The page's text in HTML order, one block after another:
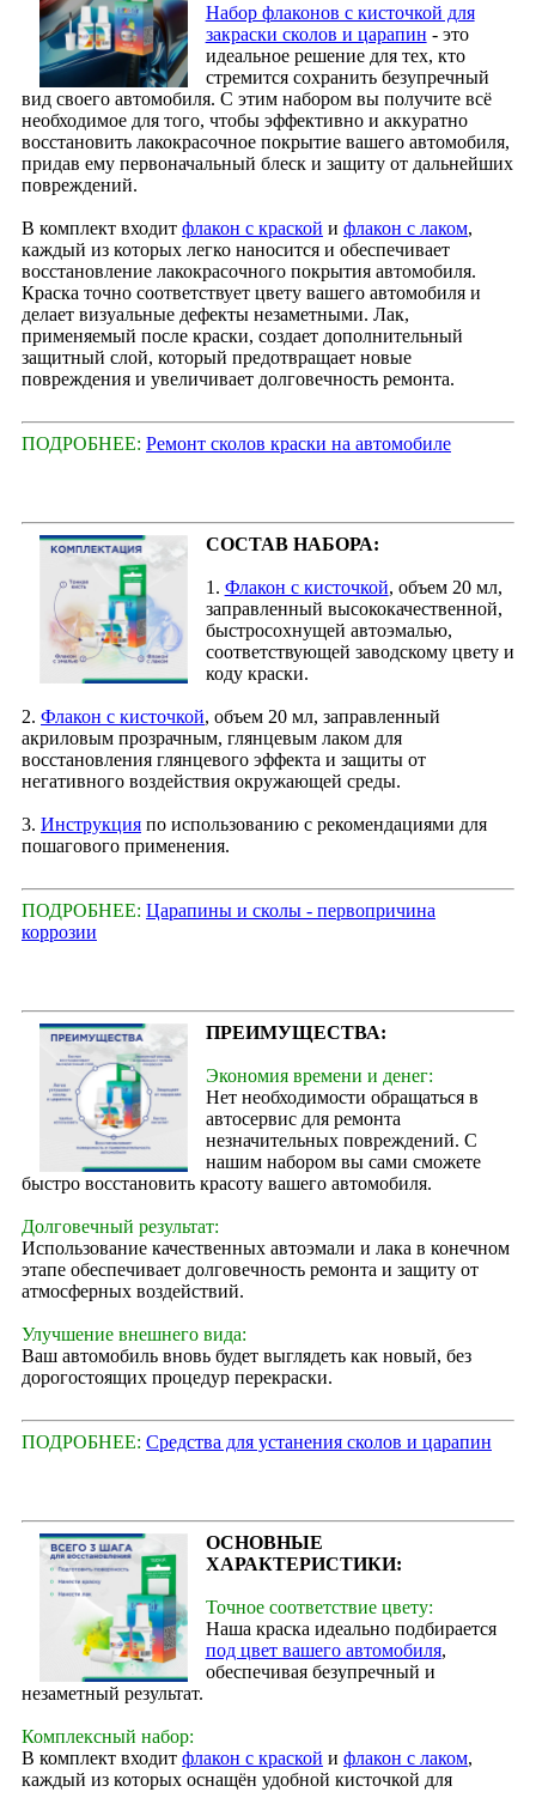
Набор флаконов с кисточкой для
закраски сколов и царапин - это
идеальное решение для тех, кто
стремится сохранить безупречный
вид своего автомобиля. С этим набором вы получите всё
необходимое для того, чтобы эффективно и аккуратно
восстановить лакокрасочное покрытие вашего автомобиля,
придав ему первоначальный блеск и защиту от дальнейших
повреждений.
В комплект входит флакон с краской и флакон с лаком,
каждый из которых легко наносится и обеспечивает
восстановление лакокрасочного покрытия автомобиля.
Краска точно соответствует цвету вашего автомобиля и
делает визуальные дефекты незаметными. Лак,
применяемый после краски, создает дополнительный
защитный слой, который предотвращает новые
повреждения и увеличивает долговечность ремонта.
ПОДРОБНЕЕ: Ремонт сколов краски на автомобиле
СОСТАВ НАБОРА:
1. Флакон с кисточкой, объем 20 мл,
заправленный высококачественной,
быстросохнущей автоэмалью,
соответствующей заводскому цвету и
коду краски.
2. Флакон с кисточкой, объем 20 мл, заправленный
акриловым прозрачным, глянцевым лаком для
восстановления глянцевого эффекта и защиты от
негативного воздействия окружающей среды.
3. Инструкция по использованию с рекомендациями для
пошагового применения.
ПОДРОБНЕЕ: Царапины и сколы - первопричина
коррозии
ПРЕИМУЩЕСТВА:
Экономия времени и денег:
Нет необходимости обращаться в
автосервис для ремонта
незначительных повреждений. С
нашим набором вы сами сможете
быстро восстановить красоту вашего автомобиля.
Долговечный результат:
Использование качественных автоэмали и лака в конечном
этапе обеспечивает долговечность ремонта и защиту от
атмосферных воздействий.
Улучшение внешнего вида:
Ваш автомобиль вновь будет выглядеть как новый, без
дорогостоящих процедур перекраски.
ПОДРОБНЕЕ: Средства для устанения сколов и царапин
ОСНОВНЫЕ
ХАРАКТЕРИСТИКИ:
Точное соответствие цвету:
Наша краска идеально подбирается
под цвет вашего автомобиля,
обеспечивая безупречный и
незаметный результат.
Комплексный набор:
В комплект входит флакон с краской и флакон с лаком,
каждый из которых оснащён удобной кисточкой для